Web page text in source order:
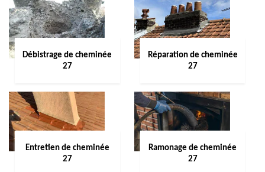
Débistrage de cheminée
27
Réparation de cheminée
27
Entretien de cheminée
27
Ramonage de cheminée
27